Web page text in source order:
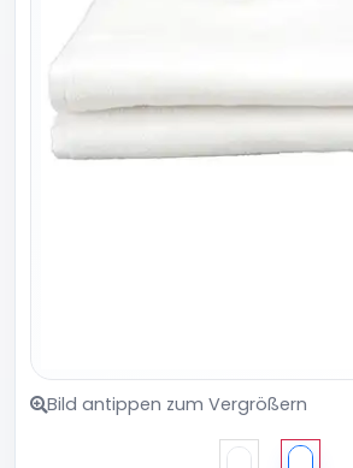
Bild antippen zum Vergrößern